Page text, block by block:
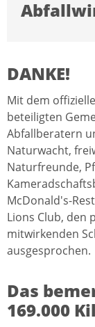
DANKE!
Mit dem
beteiligten
Abfallberatern
Naturwacht,
Naturfreunde,
McDonald's-
Lions Club, den
mitwirkenden
ausgesprochen.
Das
169.000